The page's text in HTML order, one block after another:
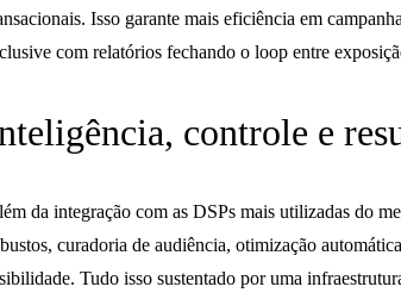
Isso garante mais eficiência em
com relatórios fechando o loop entre
controle e
da integração com as DSPs mais utilizadas do
curadoria de audiência, otimização
Tudo isso sustentado por uma